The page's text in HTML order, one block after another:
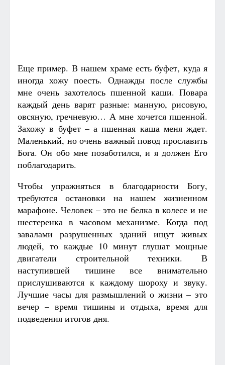
Еще пример. В нашем храме есть буфет, куда я
иногда хожу поесть. Однажды после службы
мне очень захотелось пшенной каши. Повара
каждый день варят разные: манную, рисовую,
овсяную, гречневую… А мне хочется пшенной.
Захожу в буфет – а пшенная каша меня ждет.
Маленький, но очень важный повод прославить
Бога. Он обо мне позаботился, и я должен Его
поблагодарить.
Чтобы упражняться в благодарности Богу,
требуются остановки на нашем жизненном
марафоне. Человек – это не белка в колесе и не
шестеренка в часовом механизме. Когда под
завалами разрушенных зданий ищут живых
людей, то каждые 10 минут глушат мощные
двигатели строительной техники. В
наступившей тишине все внимательно
прислушиваются к каждому шороху и звуку.
Лучшие часы для размышлений о жизни – это
вечер – время тишины и отдыха, время для
подведения итогов дня.